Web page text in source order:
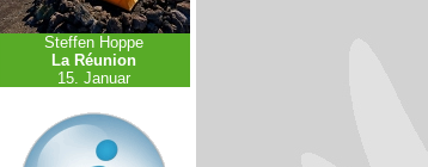
Steffen Hoppe
La Réunion
15. Januar